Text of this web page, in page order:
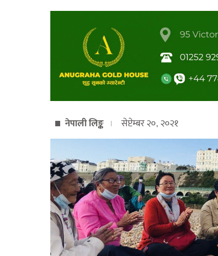
नेपाली लिङ्क सेप्टेम्बर २०, २०२१